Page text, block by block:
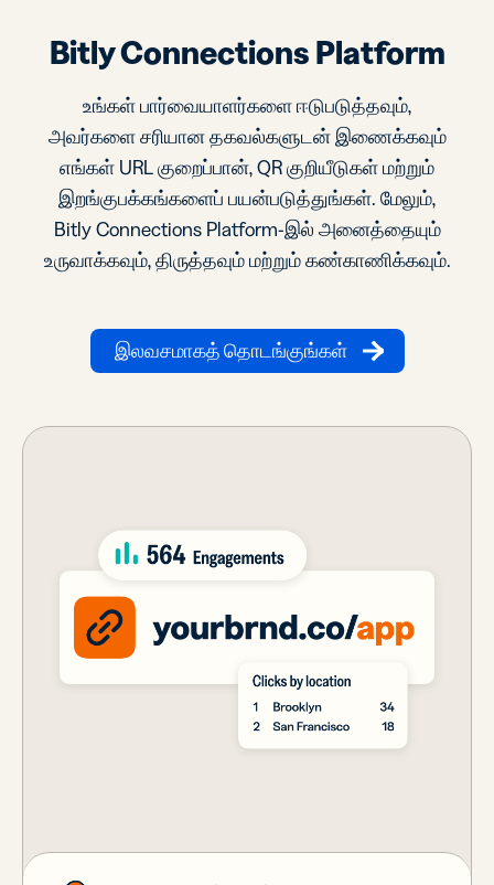
Bitly Connections Platform
உங்கள் பார்வையாளர்களை ஈடுபடுத்தவும்,
அவர்களை சரியான தகவல்களுடன் இணைக்கவும்
எங்கள் URL குறைப்பான், QR குறியீடுகள் மற்றும்
இறங்குபக்கங்களைப் பயன்படுத்துங்கள். மேலும்,
Bitly Connections Platform-இல் அனைத்தையும்
உருவாக்கவும், திருத்தவும் மற்றும் கண்காணிக்கவும்.
இலவசமாகத் தொடங்குங்கள்